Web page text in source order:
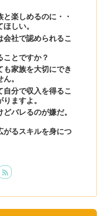
と楽しめるのに・・
しい。
社で認められるこ
ことですか？
も家族を大切にでき
。
分で収入を得るこ
ますよ。
バレるのが嫌だ。
がるスキルを身につ